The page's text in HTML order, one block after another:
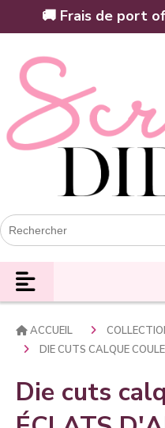
🚚 Frais de port
ACCUEIL
DIE CUTS CALQUE
Die cuts